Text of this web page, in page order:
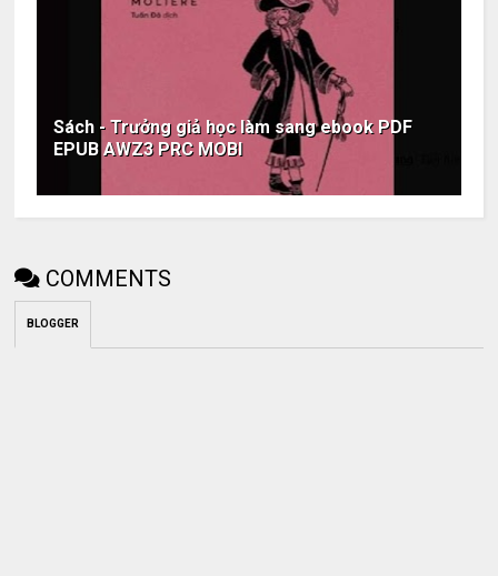
Sách - Trưởng giả học làm sang ebook PDF
EPUB AWZ3 PRC MOBI
COMMENTS
BLOGGER